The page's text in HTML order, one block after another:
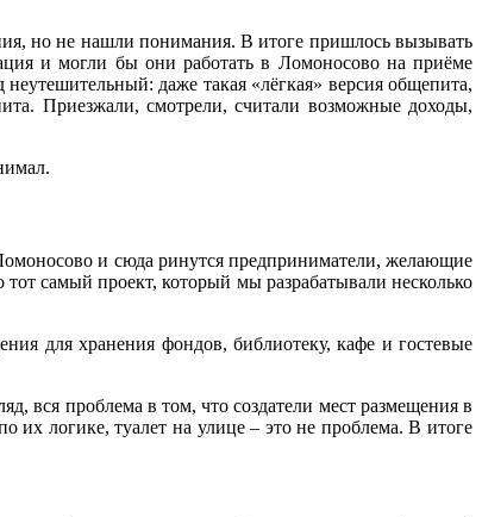
но не нашли понимания. В итоге пришлось вызывать
и могли бы они работать в Ломоносово на приёме
даже такая «лёгкая» версия общепита,
Приезжали, смотрели, считали возможные доходы,
Ломоносово и сюда ринутся предприниматели, желающие
самый проект, который мы разрабатывали несколько
для хранения фондов, библиотеку, кафе и гостевые
вся проблема в том, что создатели мест размещения в
их логике, туалет на улице – это не проблема. В итоге